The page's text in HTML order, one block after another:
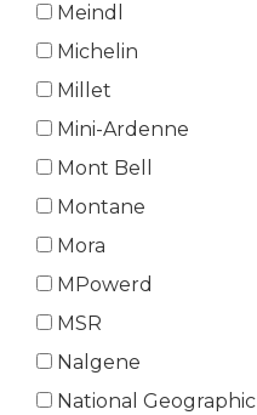
Meindl
Michelin
Millet
Mini-Ardenne
Mont Bell
Montane
Mora
MPowerd
MSR
Nalgene
National Geographic